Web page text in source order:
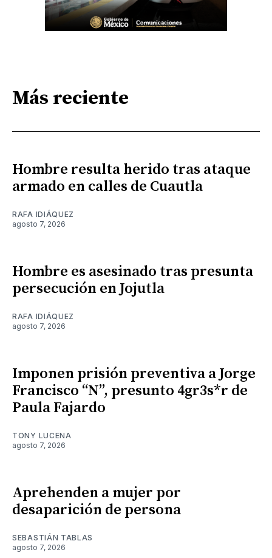
Más reciente
Hombre resulta herido tras ataque
armado en calles de Cuautla
RAFA IDIÁQUEZ
agosto 7, 2026
Hombre es asesinado tras presunta
persecución en Jojutla
RAFA IDIÁQUEZ
agosto 7, 2026
Imponen prisión preventiva a Jorge
Francisco “N”, presunto 4gr3s*r de
Paula Fajardo
TONY LUCENA
agosto 7, 2026
Aprehenden a mujer por
desaparición de persona
SEBASTIÁN TABLAS
agosto 7, 2026